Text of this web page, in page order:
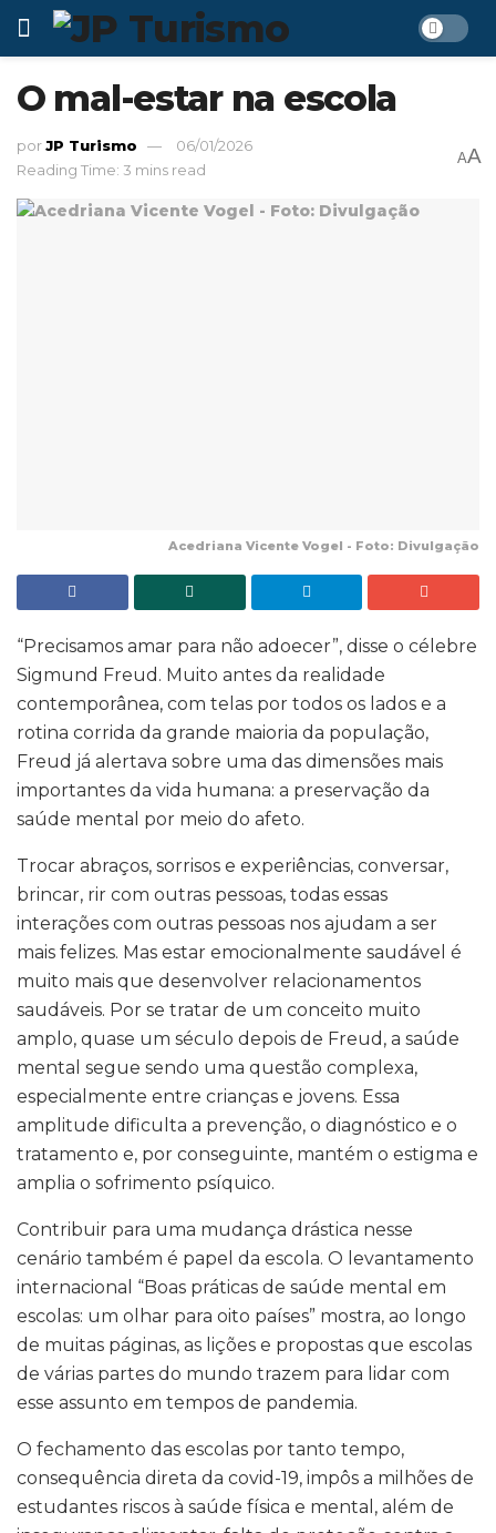
O mal-estar na escola
porJP Turismo
06/01/2026
Reading Time: 3 mins read
AA
Acedriana Vicente Vogel - Foto: Divulgação
“Precisamos amar para não adoecer”, disse o célebre
Sigmund Freud. Muito antes da realidade
contemporânea, com telas por todos os lados e a
rotina corrida da grande maioria da população,
Freud já alertava sobre uma das dimensões mais
importantes da vida humana: a preservação da
saúde mental por meio do afeto.
Trocar abraços, sorrisos e experiências, conversar,
brincar, rir com outras pessoas, todas essas
interações com outras pessoas nos ajudam a ser
mais felizes. Mas estar emocionalmente saudável é
muito mais que desenvolver relacionamentos
saudáveis. Por se tratar de um conceito muito
amplo, quase um século depois de Freud, a saúde
mental segue sendo uma questão complexa,
especialmente entre crianças e jovens. Essa
amplitude dificulta a prevenção, o diagnóstico e o
tratamento e, por conseguinte, mantém o estigma e
amplia o sofrimento psíquico.
Contribuir para uma mudança drástica nesse
cenário também é papel da escola. O levantamento
internacional “Boas práticas de saúde mental em
escolas: um olhar para oito países” mostra, ao longo
de muitas páginas, as lições e propostas que escolas
de várias partes do mundo trazem para lidar com
esse assunto em tempos de pandemia.
O fechamento das escolas por tanto tempo,
consequência direta da covid-19, impôs a milhões de
estudantes riscos à saúde física e mental, além de